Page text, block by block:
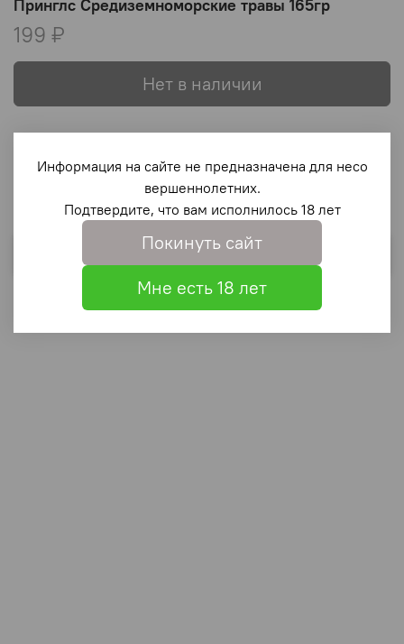
Принглс Средиземноморские травы 165гр
199 ₽
Нет в наличии
В избранное
Информация на сайте не предназначена для несо
вершеннолетних.
Подтвердите, что вам исполнилось 18 лет
Покинуть сайт
Мне есть 18 лет